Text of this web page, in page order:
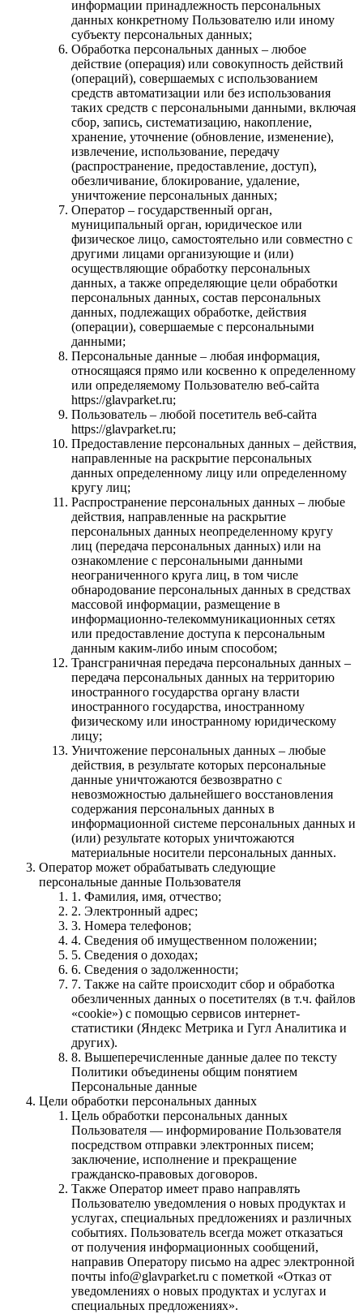
информации принадлежность персональных
данных конкретному Пользователю или иному
субъекту персональных данных;
Обработка персональных данных – любое
действие (операция) или совокупность действий
(операций), совершаемых с использованием
средств автоматизации или без использования
таких средств с персональными данными, включая
сбор, запись, систематизацию, накопление,
хранение, уточнение (обновление, изменение),
извлечение, использование, передачу
(распространение, предоставление, доступ),
обезличивание, блокирование, удаление,
уничтожение персональных данных;
Оператор – государственный орган,
муниципальный орган, юридическое или
физическое лицо, самостоятельно или совместно с
другими лицами организующие и (или)
осуществляющие обработку персональных
данных, а также определяющие цели обработки
персональных данных, состав персональных
данных, подлежащих обработке, действия
(операции), совершаемые с персональными
данными;
Персональные данные – любая информация,
относящаяся прямо или косвенно к определенному
или определяемому Пользователю веб-сайта
https://glavparket.ru;
Пользователь – любой посетитель веб-сайта
https://glavparket.ru;
Предоставление персональных данных – действия,
направленные на раскрытие персональных
данных определенному лицу или определенному
кругу лиц;
Распространение персональных данных – любые
действия, направленные на раскрытие
персональных данных неопределенному кругу
лиц (передача персональных данных) или на
ознакомление с персональными данными
неограниченного круга лиц, в том числе
обнародование персональных данных в средствах
массовой информации, размещение в
информационно-телекоммуникационных сетях
или предоставление доступа к персональным
данным каким-либо иным способом;
Трансграничная передача персональных данных –
передача персональных данных на территорию
иностранного государства органу власти
иностранного государства, иностранному
физическому или иностранному юридическому
лицу;
Уничтожение персональных данных – любые
действия, в результате которых персональные
данные уничтожаются безвозвратно с
невозможностью дальнейшего восстановления
содержания персональных данных в
информационной системе персональных данных и
(или) результате которых уничтожаются
материальные носители персональных данных.
Оператор может обрабатывать следующие
персональные данные Пользователя
1. Фамилия, имя, отчество;
2. Электронный адрес;
3. Номера телефонов;
4. Сведения об имущественном положении;
5. Cведения о доходах;
6. Сведения о задолженности;
7. Также на сайте происходит сбор и обработка
обезличенных данных о посетителях (в т.ч. файлов
«cookie») с помощью сервисов интернет-
статистики (Яндекс Метрика и Гугл Аналитика и
других).
8. Вышеперечисленные данные далее по тексту
Политики объединены общим понятием
Персональные данные
Цели обработки персональных данных
Цель обработки персональных данных
Пользователя — информирование Пользователя
посредством отправки электронных писем;
заключение, исполнение и прекращение
гражданско-правовых договоров.
Также Оператор имеет право направлять
Пользователю уведомления о новых продуктах и
услугах, специальных предложениях и различных
событиях. Пользователь всегда может отказаться
от получения информационных сообщений,
направив Оператору письмо на адрес электронной
почты info@glavparket.ru с пометкой «Отказ от
уведомлениях о новых продуктах и услугах и
специальных предложениях».